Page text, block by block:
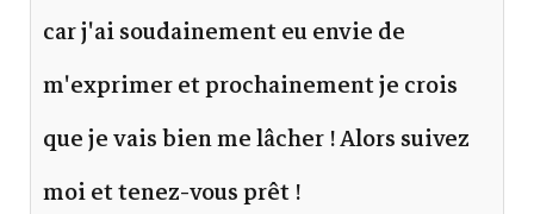
car j'ai soudainement eu envie de
m'exprimer et prochainement je crois
que je vais bien me lâcher ! Alors suivez
moi et tenez-vous prêt !